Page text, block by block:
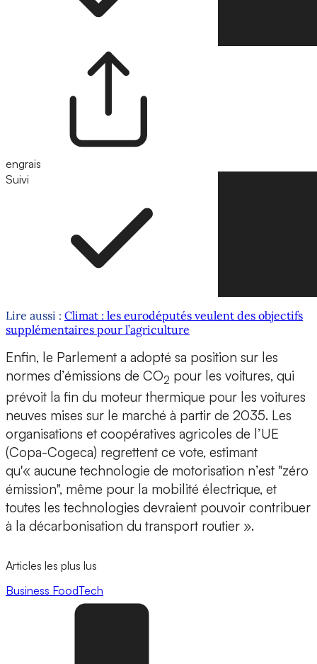
engrais
Suivi
Lire aussi : Climat : les eurodéputés veulent des objectifs
supplémentaires pour l’agriculture
Enfin, le Parlement a adopté sa position sur les
normes d’émissions de CO2 pour les voitures, qui
prévoit la fin du moteur thermique pour les voitures
neuves mises sur le marché à partir de 2035. Les
organisations et coopératives agricoles de l’UE
(Copa-Cogeca) regrettent ce vote, estimant
qu'« aucune technologie de motorisation n’est "zéro
émission", même pour la mobilité électrique, et
toutes les technologies devraient pouvoir contribuer
à la décarbonisation du transport routier ».
Articles les plus lus
Business FoodTech